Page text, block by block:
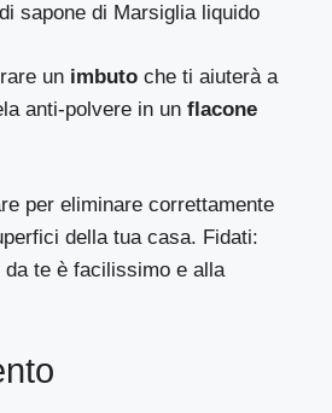
sapone di Marsiglia liquido
un imbuto che ti aiuterà a
anti-polvere in un flacone
per eliminare correttamente
della tua casa. Fidati:
te è facilissimo e alla